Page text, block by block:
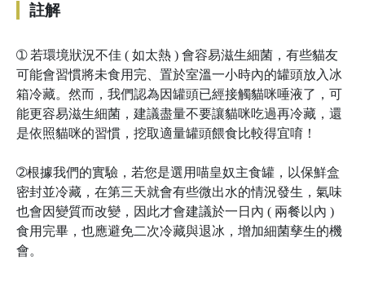
註解
➀ 若環境狀況不佳 ( 如太熱 ) 會容易滋生細菌，有些貓友
可能會習慣將未食用完、置於室溫一小時內的罐頭放入冰
箱冷藏。然而，我們認為因罐頭已經接觸貓咪唾液了，可
能更容易滋生細菌，建議盡量不要讓貓咪吃過再冷藏，還
是依照貓咪的習慣，挖取適量罐頭餵食比較得宜唷！
➁根據我們的實驗，若您是選用喵皇奴主食罐，以保鮮盒
密封並冷藏，在第三天就會有些微出水的情況發生，氣味
也會因變質而改變，因此才會建議於一日內 ( 兩餐以內 )
食用完畢，也應避免二次冷藏與退冰，增加細菌孳生的機
會。